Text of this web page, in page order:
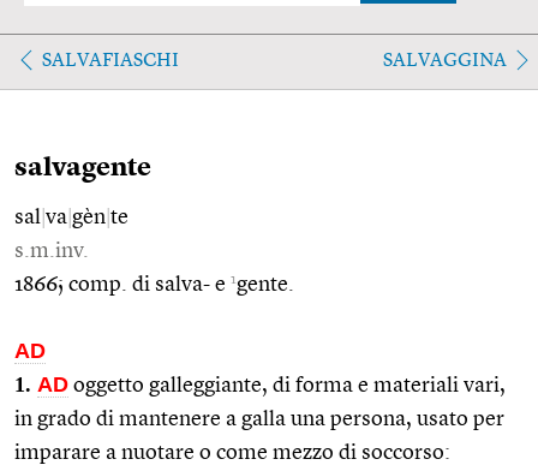
SALVAFIASCHI SALVAGGINA
salvagente
sal va gèn te
s.m.inv.
1866; comp. di salva- e 1gente.
AD
1. AD oggetto galleggiante, di forma e materiali vari,
in grado di mantenere a galla una persona, usato per
imparare a nuotare o come mezzo di soccorso: